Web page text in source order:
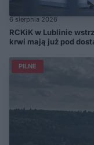
6 sierpnia 2026
RCKiK w Lublinie
krwi mają już pod
PILNE